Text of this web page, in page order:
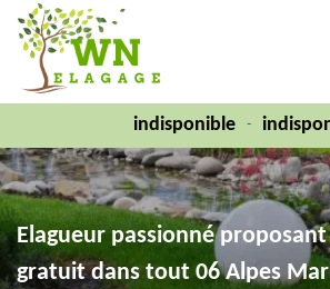
indisponible -
Elagueur passionné
gratuit dans tout 06 Alpes